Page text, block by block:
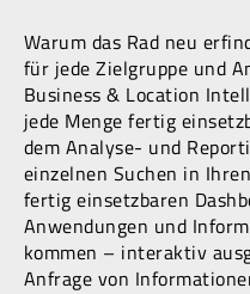
Warum das Rad neu
für jede Zielgruppe und
Business & Location
jede Menge fertig
dem Analyse- und
einzelnen Suchen in
fertig einsetzbaren
Anwendungen und
kommen – interaktiv
Anfrage von